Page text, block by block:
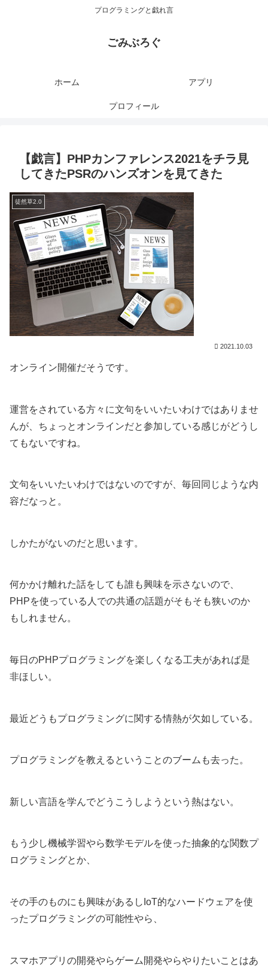
プログラミングと戯れ言
ごみぶろぐ
ホーム アプリ
プロフィール
【戯言】PHPカンファレンス2021をチラ見
してきたPSRのハンズオンを見てきた
徒然草2.0
2021.10.03
オンライン開催だそうです。
運営をされている方々に文句をいいたいわけではありませ
んが、ちょっとオンラインだと参加している感じがどうし
てもないですね。
文句をいいたいわけではないのですが、毎回同じような内
容だなっと。
しかたがないのだと思います。
何かかけ離れた話をしても誰も興味を示さないので、
PHPを使っている人での共通の話題がそもそも狭いのか
もしれません。
毎日のPHPプログラミングを楽しくなる工夫があれば是
非ほしい。
最近どうもプログラミングに関する情熱が欠如している。
プログラミングを教えるということのブームも去った。
新しい言語を学んでどうこうしようという熱はない。
もう少し機械学習やら数学モデルを使った抽象的な関数プ
ログラミングとか、
その手のものにも興味があるしIoT的なハードウェアを使
ったプログラミングの可能性やら、
スマホアプリの開発やらゲーム開発やらやりたいことはあ